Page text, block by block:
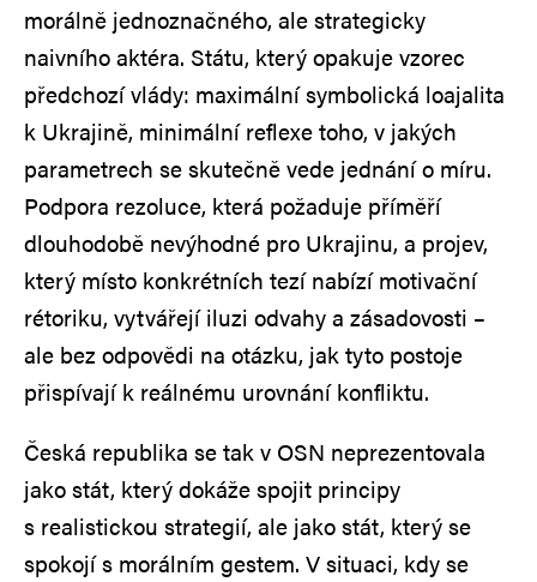
morálně jednoznačného, ale strategicky
naivního aktéra. Státu, který opakuje vzorec
předchozí vlády: maximální symbolická loajalita
k Ukrajině, minimální reflexe toho, v jakých
parametrech se skutečně vede jednání o míru.
Podpora rezoluce, která požaduje příměří
dlouhodobě nevýhodné pro Ukrajinu, a projev,
který místo konkrétních tezí nabízí motivační
rétoriku, vytvářejí iluzi odvahy a zásadovosti –
ale bez odpovědi na otázku, jak tyto postoje
přispívají k reálnému urovnání konfliktu.
Česká republika se tak v OSN neprezentovala
jako stát, který dokáže spojit principy
s realistickou strategií, ale jako stát, který se
spokojí s morálním gestem. V situaci, kdy se